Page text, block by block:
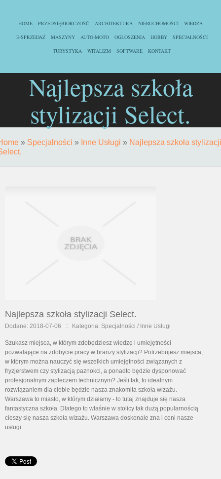
HOME PRZEDSIĘBIORCZOŚĆ ARCHITEKTURA NIERUCHOMOŚCI
WIEDZA
E-SPRZEDAŻ
MASZYNY AUTO-MOTO OGŁOSZENIA HOBBY
SPECJALNOŚCI
TURYSTYKA
WITALIZM SOFTWARE KONTAKT
Najlepsza szkoła
stylizacji Select.
» Specjalności » Inne Usługi » Najlepsza szkoła stylizacji
Najlepsza szkoła stylizacji Select.
Dodane: 2018-07-06 :: Kategoria: Specjalności / Inne Usługi
Szukasz miejsca, w którym zdobędziesz wiedzę i umiejętności
pozwalające na zdobycie pracy w branży stylizacji? Potrzebujesz miejsca,
w którym można nauczyć się wszelkich umiejętności związanych z
fryzjerstwem czy stylizacją paznokci, a ponadto będzie dysponować
profesjonalnym zapleczem technicznym? Jeśli tak, to idealnym
rozwiązaniem dla ciebie będzie nasza znakomita szkoła wizażu.
Warszawa to miasto, w którym działamy - to tutaj znajduje się nasza
fantastyczna szkoła. Dlatego to właśnie w stolicy tak dużą popularnością
cieszy się nasza szkoła wizażu. Warszawa doskonale zna i ceni nasze
usługi.